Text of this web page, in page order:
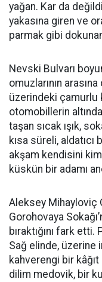
yağan. Kar da
yakasına giren ve
parmak gibi
Nevski Bulvarı
omuzlarının
üzerindeki çamurlu
otomobillerin
taşan sıcak ışık,
kısa süreli, aldatıcı
akşam kendisini
küskün bir adamı
Aleksey Mihayloviç
Gorohovaya
bıraktığını fark
Sağ elinde, üzerine
kahverengi bir
dilim medovik, bir